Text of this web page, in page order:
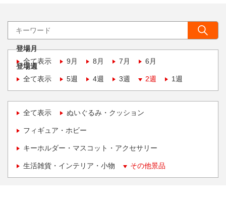
登場月
全て表示
9月 8月 7月 6月
登場週
全て表示
5週 4週 3週 2週 1週
全て表示 ぬいぐるみ・クッション
フィギュア・ホビー
キーホルダー・マスコット・アクセサリー
生活雑貨・インテリア・小物 その他景品